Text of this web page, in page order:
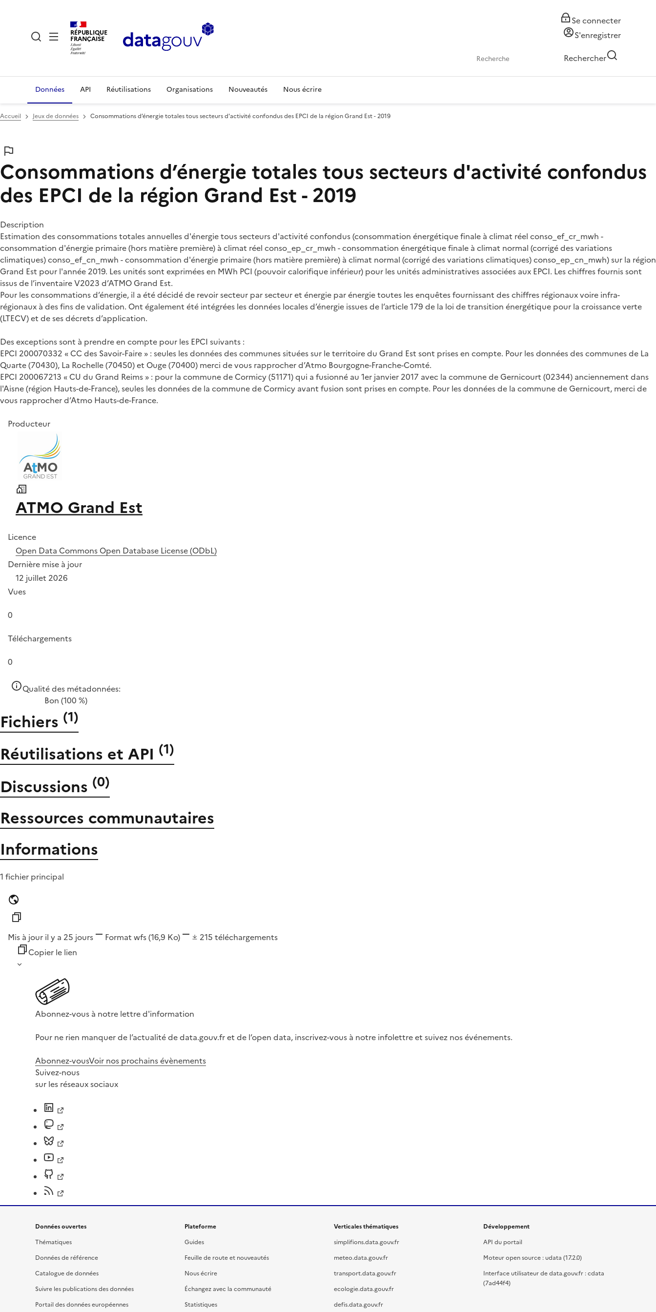
RÉPUBLIQUE
FRANÇAISE
Se connecter
S'enregistrer
Rechercher
Données API Réutilisations Organisations Nouveautés Nous écrire
Accueil Jeux de données Consommations d’énergie totales tous secteurs d'activité confondus des EPCI de la région Grand Est - 2019
Consommations d’énergie totales tous secteurs d'activité confondus
des EPCI de la région Grand Est - 2019
Description
Estimation des consommations totales annuelles d'énergie tous secteurs d'activité confondus (consommation énergétique finale à climat réel conso_ef_cr_mwh -
consommation d'énergie primaire (hors matière première) à climat réel conso_ep_cr_mwh - consommation énergétique finale à climat normal (corrigé des variations
climatiques) conso_ef_cn_mwh - consommation d'énergie primaire (hors matière première) à climat normal (corrigé des variations climatiques) conso_ep_cn_mwh) sur la région
Grand Est pour l'année 2019. Les unités sont exprimées en MWh PCI (pouvoir calorifique inférieur) pour les unités administratives associées aux EPCI. Les chiffres fournis sont
issus de l’inventaire V2023 d’ATMO Grand Est.
Pour les consommations d’énergie, il a été décidé de revoir secteur par secteur et énergie par énergie toutes les enquêtes fournissant des chiffres régionaux voire infra-
régionaux à des fins de validation. Ont également été intégrées les données locales d’énergie issues de l’article 179 de la loi de transition énergétique pour la croissance verte
(LTECV) et de ses décrets d’application.
Des exceptions sont à prendre en compte pour les EPCI suivants :
EPCI 200070332 « CC des Savoir-Faire » : seules les données des communes situées sur le territoire du Grand Est sont prises en compte. Pour les données des communes de La
Quarte (70430), La Rochelle (70450) et Ouge (70400) merci de vous rapprocher d’Atmo Bourgogne-Franche-Comté.
EPCI 200067213 « CU du Grand Reims » : pour la commune de Cormicy (51171) qui a fusionné au 1er janvier 2017 avec la commune de Gernicourt (02344) anciennement dans
l'Aisne (région Hauts-de-France), seules les données de la commune de Cormicy avant fusion sont prises en compte. Pour les données de la commune de Gernicourt, merci de
vous rapprocher d’Atmo Hauts-de-France.
Producteur
ATMO Grand Est
Licence
Open Data Commons Open Database License (ODbL)
Dernière mise à jour
12 juillet 2026
Vues
0
Téléchargements
0
Qualité des métadonnées:
Bon (100 %)
Fichiers (1)
Réutilisations et API (1)
Discussions (0)
Ressources communautaires
Informations
1 fichier principal
Mis à jour il y a 25 jours Format wfs(16,9 Ko) 215 téléchargements
Copier le lien
Abonnez-vous à notre lettre d'information
Pour ne rien manquer de l’actualité de data.gouv.fr et de l’open data, inscrivez-vous à notre infolettre et suivez nos événements.
Abonnez-vousVoir nos prochains évènements
Suivez-nous
sur les réseaux sociaux
Données ouvertes
Thématiques
Données de référence
Catalogue de données
Suivre les publications des données
Portail des données européennes
Plateforme
Guides
Feuille de route et nouveautés
Nous écrire
Échangez avec la communauté
Statistiques
Verticales thématiques
simplifions.data.gouv.fr
meteo.data.gouv.fr
transport.data.gouv.fr
ecologie.data.gouv.fr
defis.data.gouv.fr
Développement
API du portail
Moteur open source : udata (17.2.0)
Interface utilisateur de data.gouv.fr : cdata
(7ad44f4)